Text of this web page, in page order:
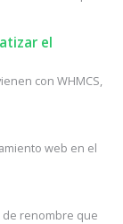
el
con WHMCS,
web en el
de renombre que